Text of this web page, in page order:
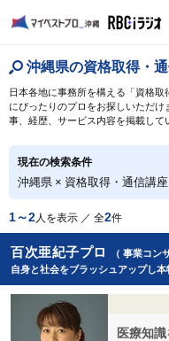
沖縄県の資格取得・
日本各地に事務所を構える「資格
にぴったりのプロをお探しいただ
事、経歴、サービス内容を掲載して
現在の検索条件
沖縄県 × 資格取得・通信講座
1～2人を表示 ／ 全2件
百次亜紀子プロ
（ 事業コン
自身と社会をブラッシュアップし
医療知